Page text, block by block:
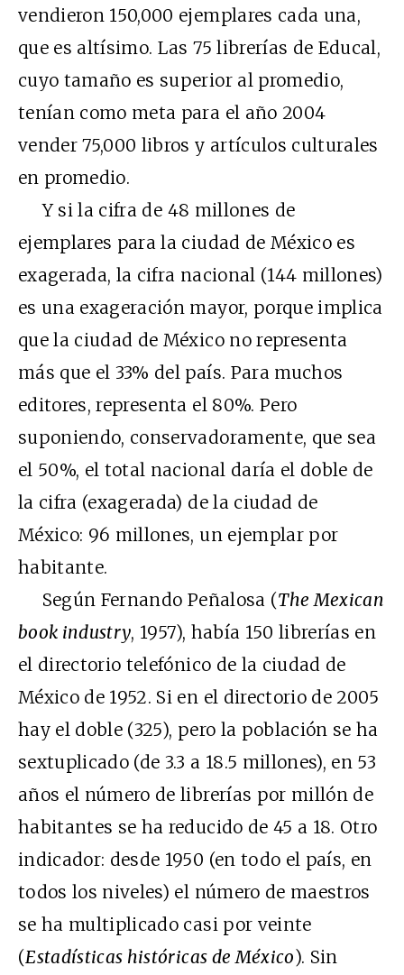
vendieron 150,000 ejemplares cada una,
que es altísimo. Las 75 librerías de Educal,
cuyo tamaño es superior al promedio,
tenían como meta para el año 2004
vender 75,000 libros y artículos culturales
en promedio.
Y si la cifra de 48 millones de
ejemplares para la ciudad de México es
exagerada, la cifra nacional (144 millones)
es una exageración mayor, porque implica
que la ciudad de México no representa
más que el 33% del país. Para muchos
editores, representa el 80%. Pero
suponiendo, conservadoramente, que sea
el 50%, el total nacional daría el doble de
la cifra (exagerada) de la ciudad de
México: 96 millones, un ejemplar por
habitante.
Según Fernando Peñalosa (The Mexican
book industry, 1957), había 150 librerías en
el directorio telefónico de la ciudad de
México de 1952. Si en el directorio de 2005
hay el doble (325), pero la población se ha
sextuplicado (de 3.3 a 18.5 millones), en 53
años el número de librerías por millón de
habitantes se ha reducido de 45 a 18. Otro
indicador: desde 1950 (en todo el país, en
todos los niveles) el número de maestros
se ha multiplicado casi por veinte
(Estadísticas históricas de México). Sin